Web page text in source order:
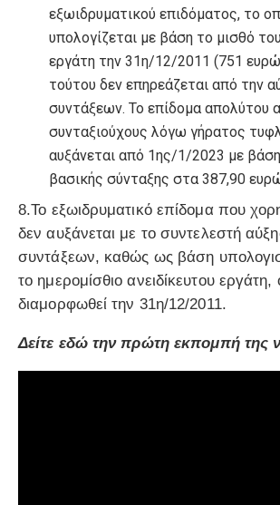
εξωιδρυματικού επιδόματος, το
υπολογίζεται με βάση το μισθό
εργάτη την 31η/12/2011 (751
τούτου δεν επηρεάζεται από την
συντάξεων. Το επίδομα απολύτου
συνταξιούχους λόγω γήρατος
αυξάνεται από 1ης/1/2023 με
βασικής σύνταξης στα 387,90
8.Το εξωιδρυματικό επίδομα που
δεν αυξάνεται με το συντελεστή
συντάξεων, καθώς ως βάση
το ημερομίσθιο ανειδίκευτου
διαμορφωθεί την 31η/12/2011.
Δείτε εδώ την πρώτη εκπομπή της